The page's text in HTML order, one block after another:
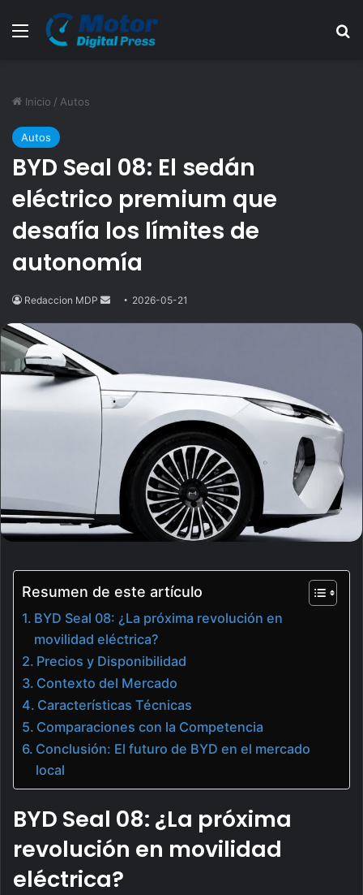
Menú
Inicio / Autos
Autos
BYD Seal 08: El sedán
eléctrico premium que
desafía los límites de
autonomía
Redaccion MDP
Send2026-05-21
Resumen de este artículo
BYD Seal 08: ¿La próxima revolución en
movilidad eléctrica?
Precios y Disponibilidad
Contexto del Mercado
Características Técnicas
Comparaciones con la Competencia
Conclusión: El futuro de BYD en el mercado
local
BYD Seal 08: ¿La próxima
revolución en movilidad
eléctrica?